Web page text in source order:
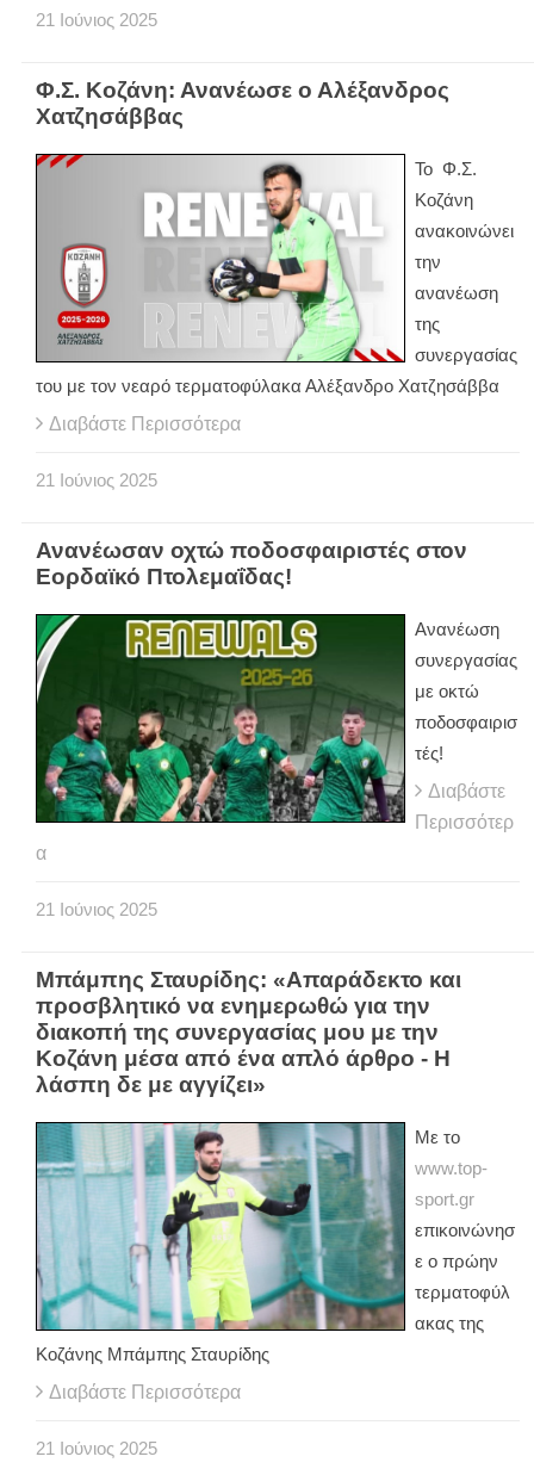
21 Ιούνιος 2025
Φ.Σ. Κοζάνη: Ανανέωσε ο Αλέξανδρος
Χατζησάββας
Το Φ.Σ.
Κοζάνη
ανακοινώνει
την
ανανέωση
της
συνεργασίας
του με τον νεαρό τερματοφύλακα Αλέξανδρο Χατζησάββα
Διαβάστε Περισσότερα
21 Ιούνιος 2025
Ανανέωσαν οχτώ ποδοσφαιριστές στον
Εορδαϊκό Πτολεμαΐδας!
Ανανέωση
συνεργασίας
με οκτώ
ποδοσφαιρισ
τές!
Διαβάστε
Περισσότερ
α
21 Ιούνιος 2025
Μπάμπης Σταυρίδης: «Απαράδεκτο και
προσβλητικό να ενημερωθώ για την
διακοπή της συνεργασίας μου με την
Κοζάνη μέσα από ένα απλό άρθρο - Η
λάσπη δε με αγγίζει»
Με το
www.top-
sport.gr
επικοινώνησ
ε ο πρώην
τερματοφύλ
ακας της
Κοζάνης Μπάμπης Σταυρίδης
Διαβάστε Περισσότερα
21 Ιούνιος 2025